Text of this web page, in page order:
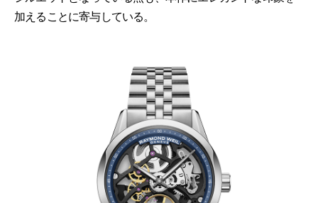
加えることに寄与している。